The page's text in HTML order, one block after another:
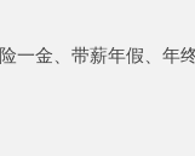
一金、带薪年假、年